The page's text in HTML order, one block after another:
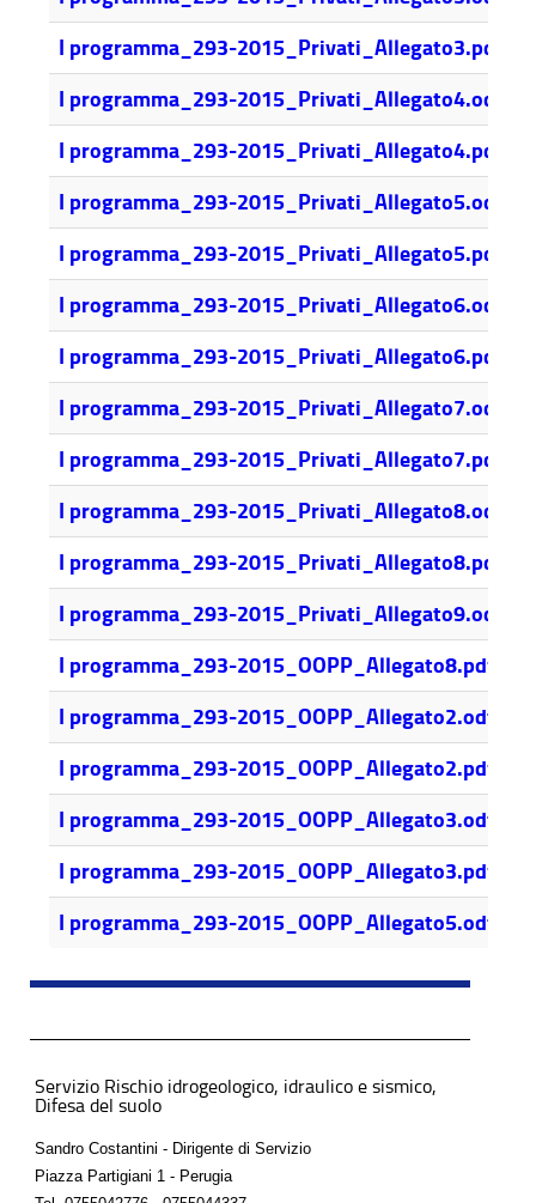
I programma_293-2015_Privati_Allegato3.pdf
I programma_293-2015_Privati_Allegato4.odt
I programma_293-2015_Privati_Allegato4.pdf
I programma_293-2015_Privati_Allegato5.odt
I programma_293-2015_Privati_Allegato5.pdf
I programma_293-2015_Privati_Allegato6.odt
I programma_293-2015_Privati_Allegato6.pdf
I programma_293-2015_Privati_Allegato7.odt
I programma_293-2015_Privati_Allegato7.pdf
I programma_293-2015_Privati_Allegato8.odt
I programma_293-2015_Privati_Allegato8.pdf
I programma_293-2015_Privati_Allegato9.odt
I programma_293-2015_OOPP_Allegato8.pdf
I programma_293-2015_OOPP_Allegato2.odt
I programma_293-2015_OOPP_Allegato2.pdf
I programma_293-2015_OOPP_Allegato3.odt
I programma_293-2015_OOPP_Allegato3.pdf
I programma_293-2015_OOPP_Allegato5.odt
Servizio Rischio idrogeologico, idraulico e sismico,
Difesa del suolo
Sandro Costantini - Dirigente di Servizio
Piazza Partigiani 1 - Perugia